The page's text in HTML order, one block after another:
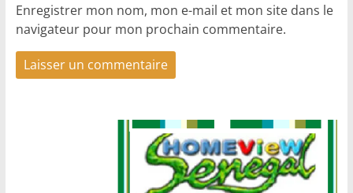
Enregistrer mon nom, mon e-mail et mon site dans le
navigateur pour mon prochain commentaire.